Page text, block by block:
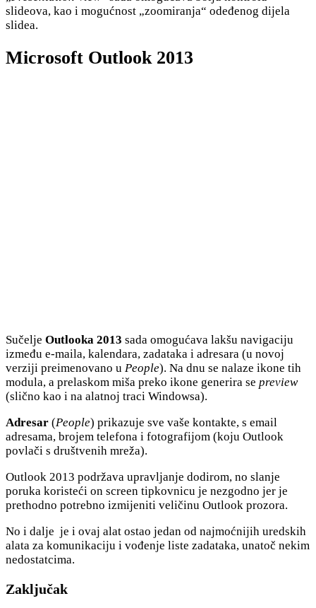
slideova, kao i mogućnost „zoomiranja“ odeđenog dijela
slidea.
Microsoft Outlook 2013
Sučelje Outlooka 2013 sada omogućava lakšu navigaciju
između e-maila, kalendara, zadataka i adresara (u novoj
verziji preimenovano u People). Na dnu se nalaze ikone tih
modula, a prelaskom miša preko ikone generira se preview
(slično kao i na alatnoj traci Windowsa).
Adresar (People) prikazuje sve vaše kontakte, s email
adresama, brojem telefona i fotografijom (koju Outlook
povlači s društvenih mreža).
Outlook 2013 podržava upravljanje dodirom, no slanje
poruka koristeći on screen tipkovnicu je nezgodno jer je
prethodno potrebno izmijeniti veličinu Outlook prozora.
No i dalje je i ovaj alat ostao jedan od najmoćnijih uredskih
alata za komunikaciju i vođenje liste zadataka, unatoč nekim
nedostatcima.
Zaključak